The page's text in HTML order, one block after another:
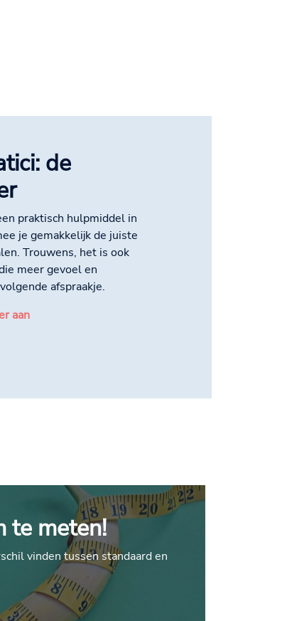
de
praktisch hulpmiddel in
je gemakkelijk de juiste
Trouwens, het is ook
meer gevoel en
afspraakje.
aan
te meten!
vinden tussen standaard en